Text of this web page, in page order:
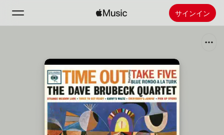
サインイン
ホーム
新着おすすめ
Apple Musicをインストール